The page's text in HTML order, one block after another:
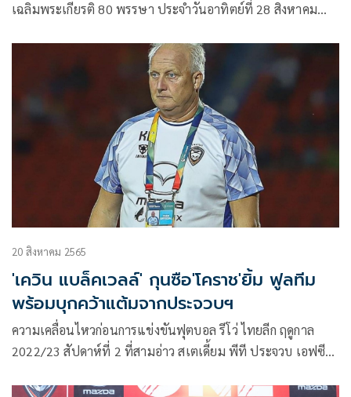
เฉลิมพระเกียรติ 80 พรรษา ประจำวันอาทิตย์ที่ 28 สิงหาคม
บ้านรับการมาเยือนของ เมืองทอง ยูไนเต็ด โดยผลงานล่าสุดใน
ลีกของทั้งสองทีม ทางฝั่งสวาทแคทบุกชนะ พีที ประจวบ 1-0
ขณะที่ทีมเยือนเล่นในบ้านเสมอ ลำปาง เอฟซี 2-2
20 สิงหาคม 2565
'เควิน แบล็คเวลล์' กุนซือ'โคราช'ยิ้ม ฟูลทีม
พร้อมบุกคว้าแต้มจากประจวบฯ
ความเคลื่อนไหวก่อนการแข่งขันฟุตบอล รีโว่ ไทยลีก ฤดูกาล
2022/23 สัปดาห์ที่ 2 ที่สามอ่าว สเตเดี้ยม พีที ประจวบ เอฟซี